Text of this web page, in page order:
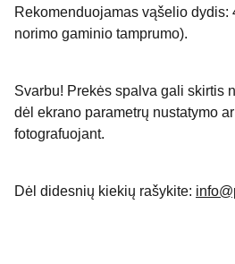
Rekomenduojamas vąšelio dydis:
norimo gaminio tamprumo).
Svarbu! Prekės spalva gali skirtis
dėl ekrano parametrų nustatymo
fotografuojant.
Dėl didesnių kiekių rašykite: